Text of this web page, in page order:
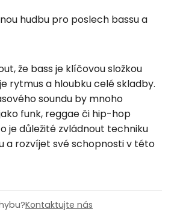
hudbu pro poslech bassu a
že bass je klíčovou složkou
rytmus a hloubku celé skladby.
soundu by mnoho
funk, reggae či hip-hop
je důležité zvládnout techniku
a rozvíjet své schopnosti v této
Kontaktujte nás